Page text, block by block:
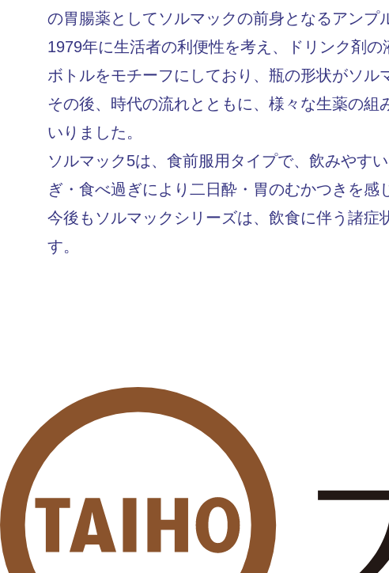
の胃腸薬としてソルマックの前身となるアンプ
1979年に生活者の利便性を考え、ドリンク剤
ボトルをモチーフにしており、瓶の形状がソ
その後、時代の流れとともに、様々な生薬の
いりました。
ソルマック5は、食前服用タイプで、飲みやす
ぎ・食べ過ぎにより二日酔・胃のむかつきを
今後もソルマックシリーズは、飲食に伴う諸
す。